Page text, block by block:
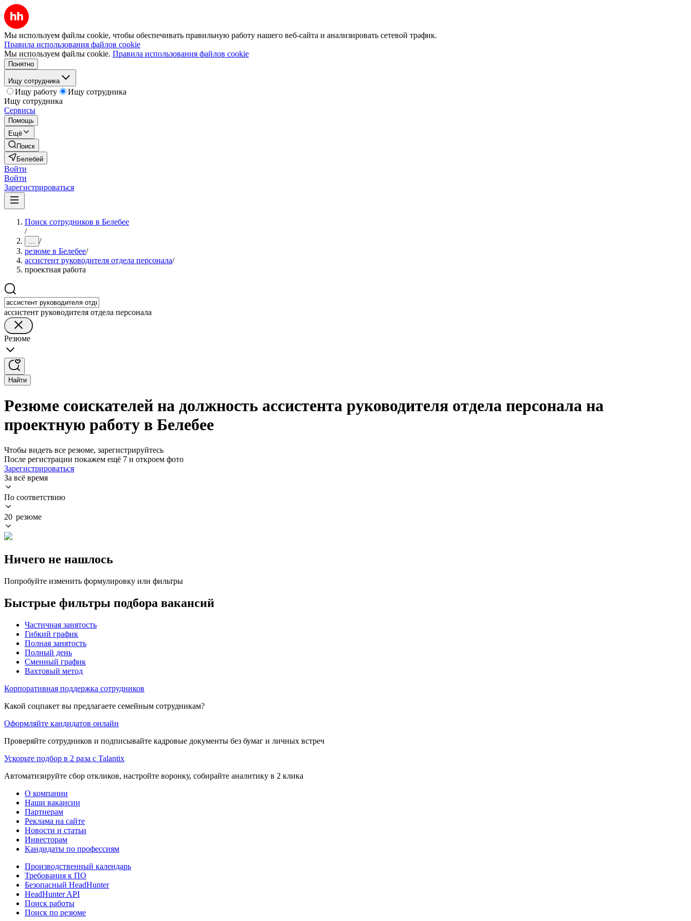
Мы используем файлы cookie, чтобы обеспечивать правильную работу нашего веб-сайта и анализировать сетевой трафик.
Правила использования файлов cookie
Мы используем файлы cookie. Правила использования файлов cookie
Понятно
Ищу сотрудника
Ищу работу
Ищу сотрудника
Ищу сотрудника
Сервисы
Помощь
Ещё
Поиск
Белебей
Войти
Войти
Зарегистрироваться
Поиск сотрудников в Белебее
/
... /
резюме в Белебее/
ассистент руководителя отдела персонала/
проектная работа
ассистент руководителя отдела персонала
Резюме
Найти
Резюме соискателей на должность ассистента руководителя отдела персонала на
проектную работу в Белебее
Чтобы видеть все резюме, зарегистрируйтесь
После регистрации покажем ещё 7 и откроем фото
Зарегистрироваться
За всё время
По соответствию
20 резюме
Ничего не нашлось
Попробуйте изменить формулировку или фильтры
Быстрые фильтры подбора вакансий
Частичная занятость
Гибкий график
Полная занятость
Полный день
Сменный график
Вахтовый метод
Корпоративная поддержка сотрудников
Какой соцпакет вы предлагаете семейным сотрудникам?
Оформляйте кандидатов онлайн
Проверяйте сотрудников и подписывайте кадровые документы без бумаг и личных встреч
Ускорьте подбор в 2 раза с Talantix
Автоматизируйте сбор откликов, настройте воронку, собирайте аналитику в 2 клика
О компании
Наши вакансии
Партнерам
Реклама на сайте
Новости и статьи
Инвесторам
Кандидаты по профессиям
Производственный календарь
Требования к ПО
Безопасный HeadHunter
HeadHunter API
Поиск работы
Поиск по резюме